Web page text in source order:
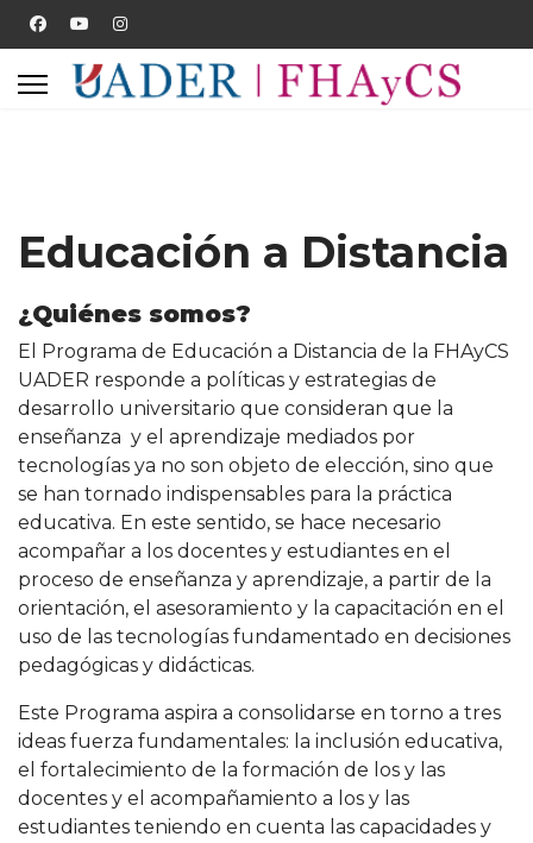
Educación a Distancia
¿Quiénes somos?
El Programa de Educación a Distancia de la FHAyCS
UADER responde a políticas y estrategias de
desarrollo universitario que consideran que la
enseñanza y el aprendizaje mediados por
tecnologías ya no son objeto de elección, sino que
se han tornado indispensables para la práctica
educativa. En este sentido, se hace necesario
acompañar a los docentes y estudiantes en el
proceso de enseñanza y aprendizaje, a partir de la
orientación, el asesoramiento y la capacitación en el
uso de las tecnologías fundamentado en decisiones
pedagógicas y didácticas.
Este Programa aspira a consolidarse en torno a tres
ideas fuerza fundamentales: la inclusión educativa,
el fortalecimiento de la formación de los y las
docentes y el acompañamiento a los y las
estudiantes teniendo en cuenta las capacidades y